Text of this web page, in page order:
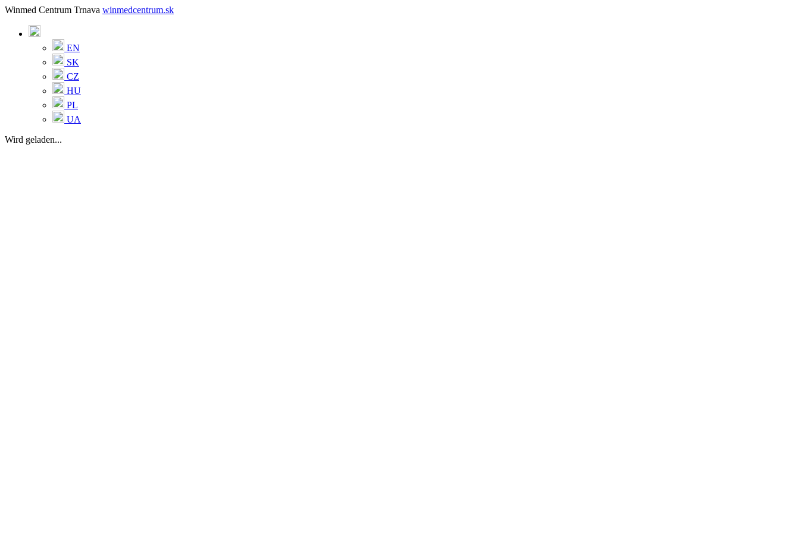
Winmed Centrum Trnava winmedcentrum.sk
EN
SK
CZ
HU
PL
UA
Wird geladen...